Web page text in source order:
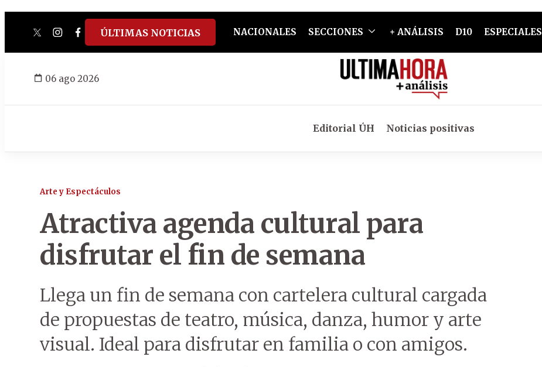
twitterinstagram
facebook
tiktokyoutube
spotify
ÚLTIMAS NOTICIAS NACIONALES SECCIONES + ANÁLISIS D10 ESPECIALES
06 ago 2026
Editorial ÚH Noticias positivas
Arte y Espectáculos
Atractiva agenda cultural para
disfrutar el fin de semana
Llega un fin de semana con cartelera cultural cargada
de propuestas de teatro, música, danza, humor y arte
visual. Ideal para disfrutar en familia o con amigos.